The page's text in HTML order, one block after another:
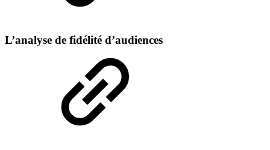
L’analyse de fidélité d’audiences